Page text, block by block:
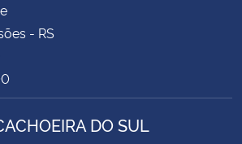
- RS
DO SUL